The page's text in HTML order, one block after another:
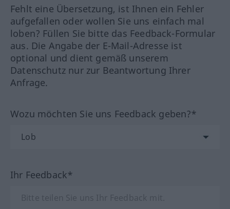
Fehlt eine Übersetzung, ist Ihnen ein Fehler
aufgefallen oder wollen Sie uns einfach mal
loben? Füllen Sie bitte das Feedback-Formular
aus. Die Angabe der E-Mail-Adresse ist
optional und dient gemäß unserem
Datenschutz nur zur Beantwortung Ihrer
Anfrage.
Wozu möchten Sie uns Feedback geben?*
Ihr Feedback*